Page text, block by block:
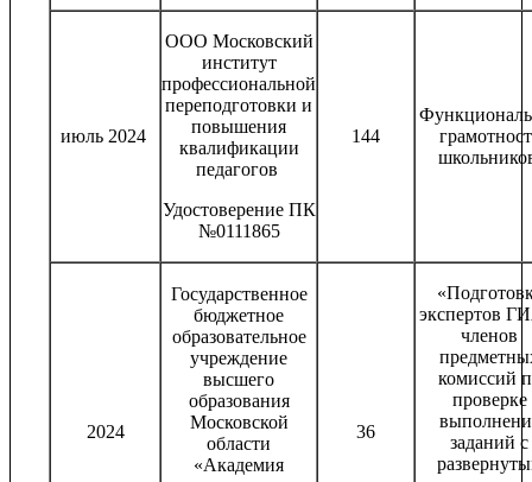
июль 2024
ООО Московский
институт
профессиональной
переподготовки и
повышения
квалификации
педагогов
Удостоверение ПК
№0111865
144
2024
Государственное
бюджетное
образовательное
учреждение
высшего
образования
Московской
области
«Академия
36
экспертов
членов
комиссий
проверке
заданий с